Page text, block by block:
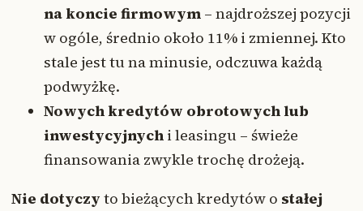
na koncie firmowym – najdroższej pozycji
w ogóle, średnio około 11% i zmiennej. Kto
stale jest tu na minusie, odczuwa każdą
podwyżkę.
Nowych kredytów obrotowych lub
inwestycyjnych i leasingu – świeże
finansowania zwykle trochę drożeją.
Nie dotyczy to bieżących kredytów o stałej